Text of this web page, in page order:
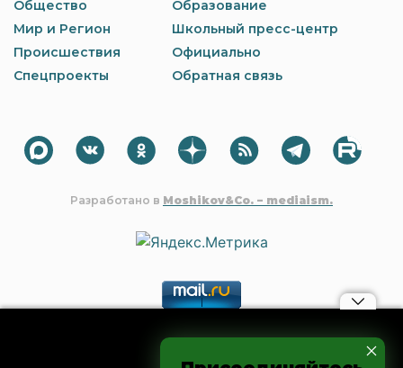
Общество
Мир и Регион
Происшествия
Спецпроекты
Образование
Школьный пресс-центр
Официально
Обратная связь
Разработано в Moshikov&Co. – mediaism.
Материалы, авторские права на которые принадлежат OOO